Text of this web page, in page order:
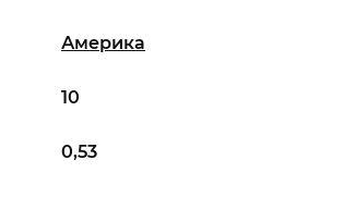
10
0,53
Америка